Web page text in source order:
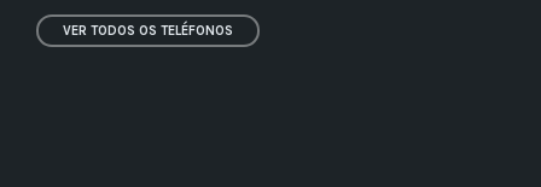
VER TODOS OS TELÉFONOS